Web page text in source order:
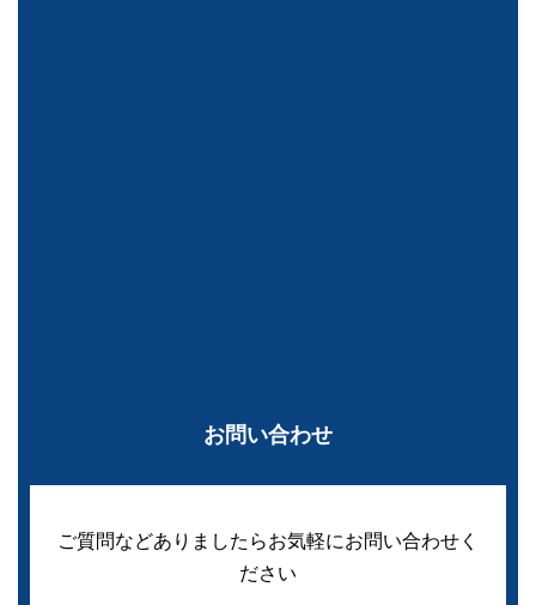
お問い合わせ
ご質問などありましたらお気軽にお問い合わせく
ださい